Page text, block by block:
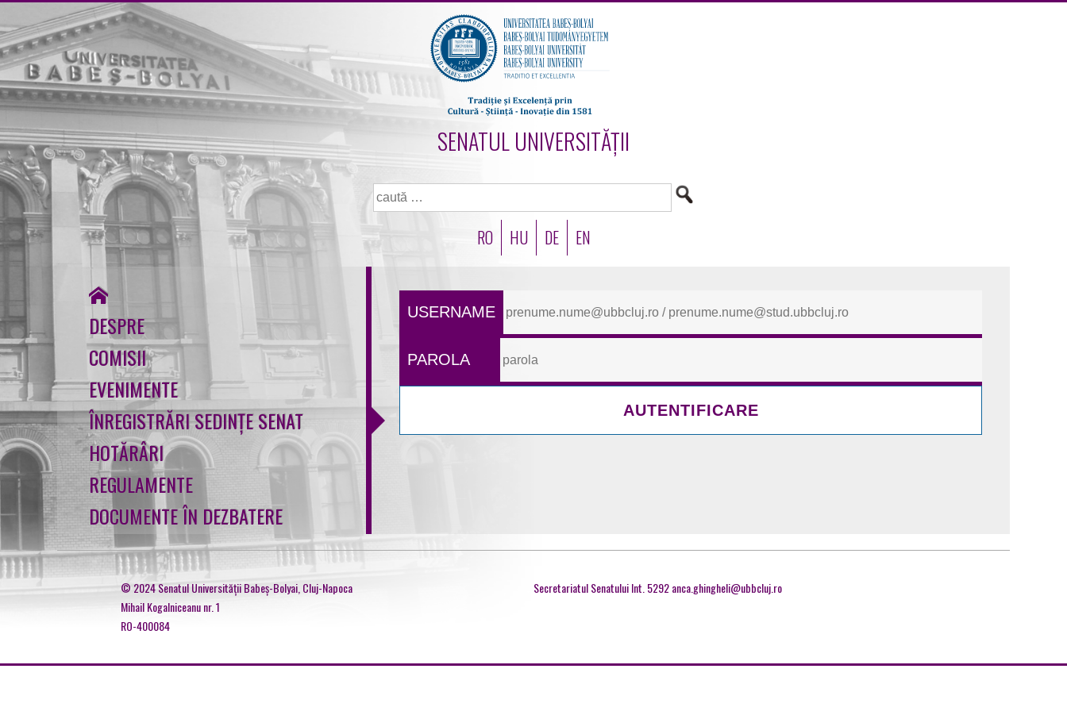
Skip
to
Main
Content
Caută
după:
RO HU DE EN
SENATUL UNIVERSITĂȚII
DESPRE
COMISII
EVENIMENTE
ÎNREGISTRĂRI SEDINȚE SENAT
HOTĂRÂRI
REGULAMENTE
DOCUMENTE ÎN DEZBATERE
USERNAME
PAROLA
© 2024 Senatul Universităţii Babeş-Bolyai, Cluj-Napoca
Mihail Kogalniceanu nr. 1
RO-400084
Secretariatul Senatului Int. 5292 anca.ghingheli@ubbcluj.ro